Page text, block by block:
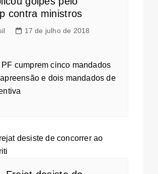
contra ministros
17 de julho de 2018
cumprem cinco mandados
e dois mandados de